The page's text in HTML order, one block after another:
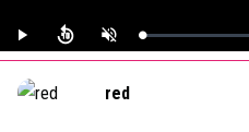
Play UnmuteLoaded:
0%
red